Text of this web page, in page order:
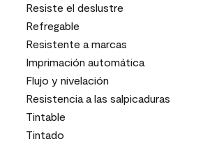
Resiste el deslustre
Refregable
Resistente a marcas
Imprimación automática
Flujo y nivelación
Resistencia a las salpicaduras
Tintable
Tintado